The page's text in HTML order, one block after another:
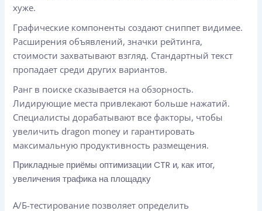
хуже.
Графические компоненты создают сниппет видимее.
Расширения объявлений, значки рейтинга,
стоимости захватывают взгляд. Стандартный текст
пропадает среди других вариантов.
Ранг в поиске сказывается на обзорность.
Лидирующие места привлекают больше нажатий.
Специалисты дорабатывают все факторы, чтобы
увеличить dragon money и гарантировать
максимальную продуктивность размещения.
Прикладные приёмы оптимизации CTR и, как итог,
увеличения трафика на площадку
А/Б-тестирование позволяет определить